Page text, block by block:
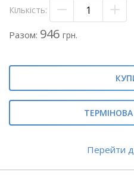
Мітки: #недорогий букет
тюльпанами#бюджетний
#бюджетний букет
Кількість:
Разом: 946 грн.
Перейти